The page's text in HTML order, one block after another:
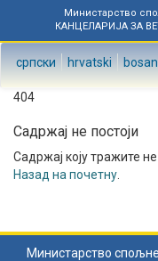
Министарство
КАНЦЕЛАРИЈА ЗА
српски hrvatski
404
Садржај не постоји
Садржај коју тражите не
Назад на почетну
Министарство спољне